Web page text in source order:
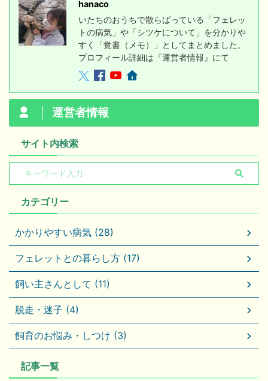
hanaco
いたちのおうちで散らばっている「フェレッ
トの病気」や「シツケについて」を分かりや
すく「覚書（メモ）」としてまとめました。
プロフィール詳細は『運営者情報』にて
運営者情報
サイト内検索
カテゴリー
かかりやすい病気 (28)
フェレットとの暮らし方 (17)
飼い主さんとして (11)
脱走・迷子 (4)
飼育のお悩み・しつけ (3)
記事一覧